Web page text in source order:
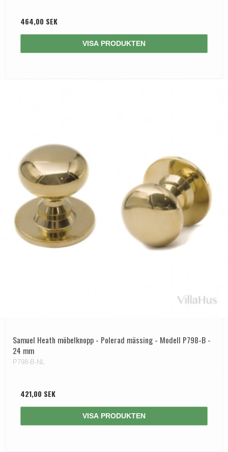
464,00 SEK
VISA PRODUKTEN
Samuel Heath möbelknopp - Polerad mässing - Modell P798-B -
24 mm
P798-B-NL
421,00 SEK
VISA PRODUKTEN